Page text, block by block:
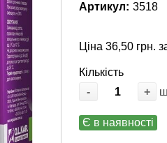
Артикул: 3518
Ціна 36,50 грн.
Кількість
-
+
Є в наявності